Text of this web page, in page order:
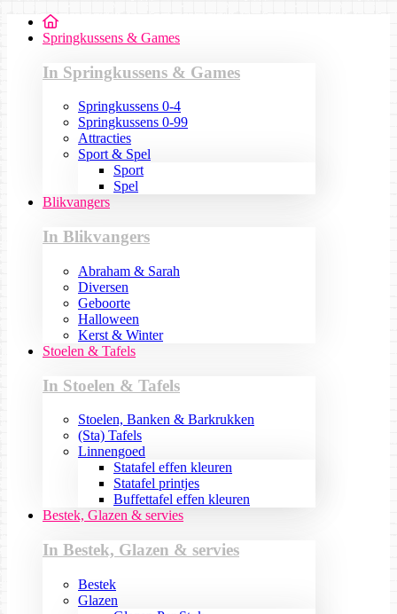
Springkussens & Games
In Springkussens & Games
Springkussens 0-4
Springkussens 0-99
Attracties
Sport & Spel
Sport
Spel
Blikvangers
In Blikvangers
Abraham & Sarah
Diversen
Geboorte
Halloween
Kerst & Winter
Stoelen & Tafels
In Stoelen & Tafels
Stoelen, Banken & Barkrukken
(Sta) Tafels
Linnengoed
Statafel effen kleuren
Statafel printjes
Buffettafel effen kleuren
Bestek, Glazen & servies
In Bestek, Glazen & servies
Bestek
Glazen